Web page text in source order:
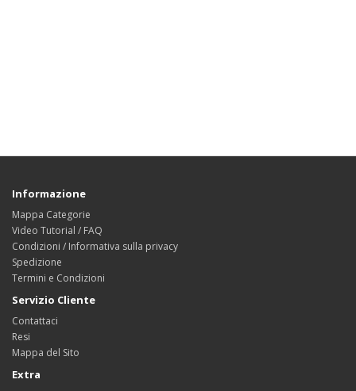
Informazione
Mappa Categorie
Video Tutorial / FAQ
Condizioni / Informativa sulla privacy
Spedizione
Termini e Condizioni
Servizio Cliente
Contattaci
Resi
Mappa del Sito
Extra